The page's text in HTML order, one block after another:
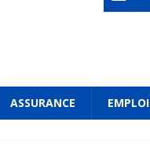
ASSURANCE EMPLOI